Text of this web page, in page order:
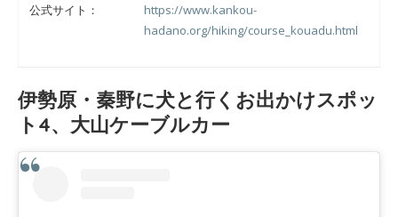
公式サイト：
https://www.kankou-
hadano.org/hiking/course_kouadu.html
伊勢原・秦野に犬と行くお出かけスポッ
ト4、大山ケーブルカー